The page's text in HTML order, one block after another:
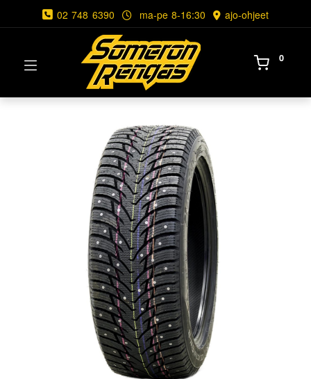
02 748 6390 ma-pe 8-16:30 ajo-ohjeet
0